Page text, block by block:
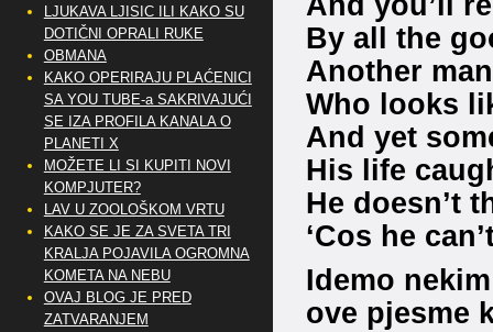
By all the
Another
Who looks
And yet
His life
He doesn’t
‘Cos he
Idemo
ove pjesme
LJUKAVA LJISIC ILI KAKO SU
DOTIČNI OPRALI RUKE
OBMANA
KAKO OPERIRAJU PLAĆENICI
SA YOU TUBE-a SAKRIVAJUĆI
SE IZA PROFILA KANALA O
PLANETI X
MOŽETE LI SI KUPITI NOVI
KOMPJUTER?
LAV U ZOOLOŠKOM VRTU
KAKO SE JE ZA SVETA TRI
KRALJA POJAVILA OGROMNA
KOMETA NA NEBU
OVAJ BLOG JE PRED
ZATVARANJEM